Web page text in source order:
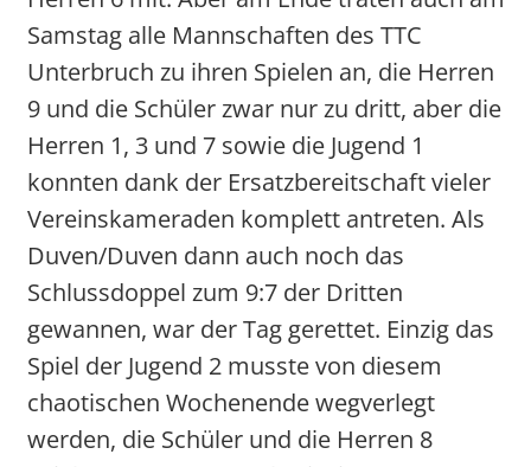
Samstag alle Mannschaften des TTC
Unterbruch zu ihren Spielen an, die Herren
9 und die Schüler zwar nur zu dritt, aber die
Herren 1, 3 und 7 sowie die Jugend 1
konnten dank der Ersatzbereitschaft vieler
Vereinskameraden komplett antreten. Als
Duven/Duven dann auch noch das
Schlussdoppel zum 9:7 der Dritten
gewannen, war der Tag gerettet. Einzig das
Spiel der Jugend 2 musste von diesem
chaotischen Wochenende wegverlegt
werden, die Schüler und die Herren 8